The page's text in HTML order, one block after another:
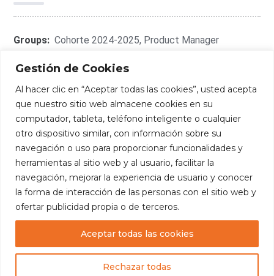
Gestión de Cookies
Al hacer clic en “Aceptar todas las cookies”, usted acepta
que nuestro sitio web almacene cookies en su
computador, tableta, teléfono inteligente o cualquier
otro dispositivo similar, con información sobre su
navegación o uso para proporcionar funcionalidades y
herramientas al sitio web y al usuario, facilitar la
navegación, mejorar la experiencia de usuario y conocer
la forma de interacción de las personas con el sitio web y
ofertar publicidad propia o de terceros.
Rechazar todas
Aceptar todas las cookies
Groups: Cohorte 2024-2025, Product Manager
Connect With Me:
— Fundación Edúcate. Todos los
derechos reservados.
Diseñado por:Luis Escalante